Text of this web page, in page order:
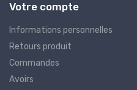
Votre compte
Informations personnelles
Retours produit
Commandes
Avoirs